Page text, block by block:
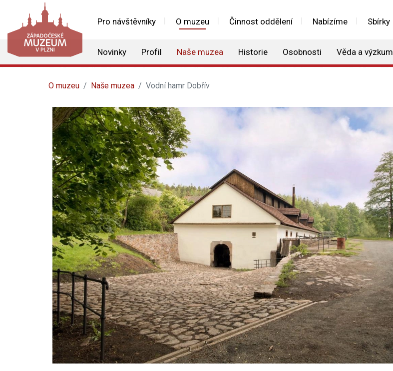
Pro návštěvníky O muzeu Činnost oddělení Nabízíme Sbírky
Novinky Profil Naše muzea Historie Osobnosti Věda a výzkum
O muzeu Naše muzea Vodní hamr Dobřív